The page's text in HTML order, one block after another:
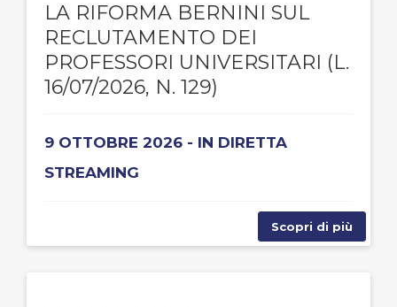
LA RIFORMA BERNINI SUL
RECLUTAMENTO DEI
PROFESSORI UNIVERSITARI (L.
16/07/2026, N. 129)
9 OTTOBRE 2026 - IN DIRETTA
STREAMING
Scopri di più